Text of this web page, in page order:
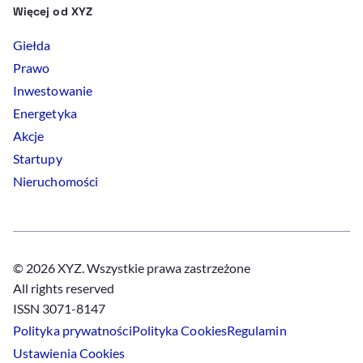
Więcej od XYZ
Giełda
Prawo
Inwestowanie
Energetyka
Akcje
Startupy
Nieruchomości
© 2026 XYZ. Wszystkie prawa zastrzeżone
All rights reserved
ISSN 3071-8147
Polityka prywatnościPolitykaCookiesRegulamin
UstawieniaCookies